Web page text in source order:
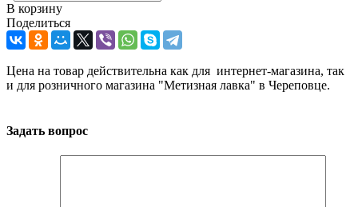
В корзину
Поделиться
Цена на товар действительна как для интернет-магазина, так
и для розничного магазина "Метизная лавка" в Череповце.
Задать вопрос